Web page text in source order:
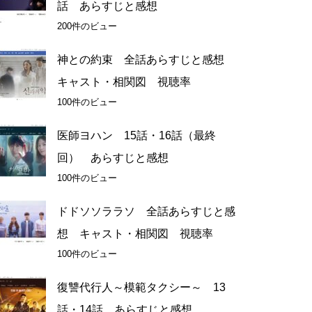
話 あらすじと感想
200件のビュー
神との約束 全話あらすじと感想
キャスト・相関図 視聴率
100件のビュー
医師ヨハン 15話・16話（最終
回） あらすじと感想
100件のビュー
ドドソソララソ 全話あらすじと感
想 キャスト・相関図 視聴率
100件のビュー
復讐代行人～模範タクシー～ 13
話・14話 あらすじと感想